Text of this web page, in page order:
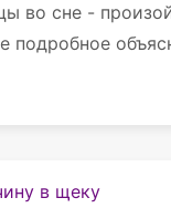
во сне -
подробное
в щеку